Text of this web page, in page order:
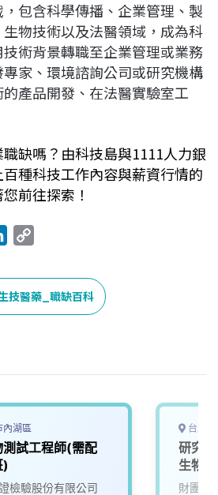
包含科學傳播、企業管理、製
物技術以及法醫領域，成為科
術背景轉職至企業管理或業務
家、環境諮詢公司或研究機構
產品開發、在法醫實驗室工
缺嗎？由科技島與1111人力銀
種科技工作內容與薪資行情的
前往探索！
n
k
e
n
p
y
L
k
技醫藥_職缺百科
內湖區
測試工程師(需配
)
檢驗股份有限公司
台北
研究
生物
財團法